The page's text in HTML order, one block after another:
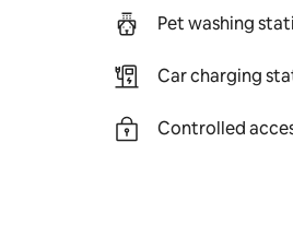
Pet washing
Car charging
Controlled